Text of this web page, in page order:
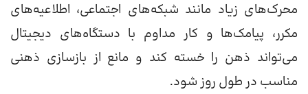
محرک‌های زیاد مانند شبکه‌های اجتماعی، اطلاعیه‌های
مکرر، پیامک‌ها و کار مداوم با دستگاه‌های دیجیتال
می‌تواند ذهن را خسته کند و مانع از بازسازی ذهنی
مناسب در طول روز شود.